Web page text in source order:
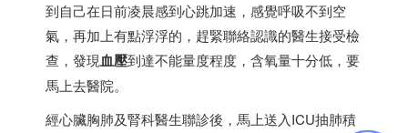
到自己在日前凌晨感到心跳加速，感覺呼吸不到空
氣，再加上有點浮浮的，趕緊聯絡認識的醫生接受檢
查，發現血壓到達不能量度程度，含氧量十分低，要
馬上去醫院。
經心臟胸肺及腎科醫生聯診後，馬上送入ICU抽肺積